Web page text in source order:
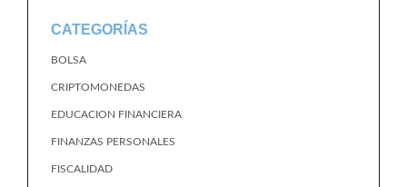
CATEGORÍAS
BOLSA
CRIPTOMONEDAS
EDUCACION FINANCIERA
FINANZAS PERSONALES
FISCALIDAD